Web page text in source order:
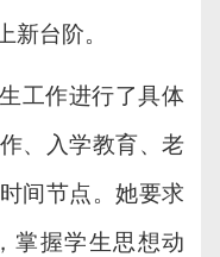
新台阶。
工作进行了具体
、入学教育、老
间节点。她要求
掌握学生思想动